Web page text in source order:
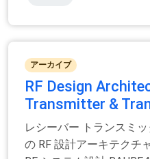
アーカイブ
RF Design
Transmitter &
レシーバー トランスミ
の RF 設計アーキテクチ